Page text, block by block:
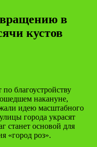
в
кустов
благоустройству
накануне,
идею масштабного
города украсят
станет основой для
«город роз».